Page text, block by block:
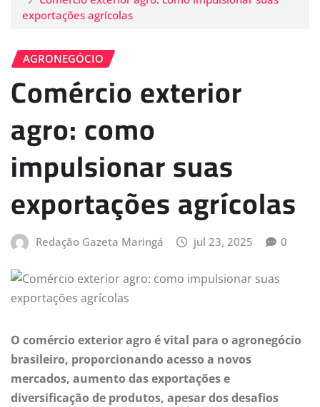
exportações agrícolas
AGRONEGÓCIO
Comércio exterior
agro: como
impulsionar suas
exportações agrícolas
Redação Gazeta Maringá jul 23, 2025 0
O comércio exterior agro é vital para o agronegócio
brasileiro, proporcionando acesso a novos
mercados, aumento das exportações e
diversificação de produtos, apesar dos desafios